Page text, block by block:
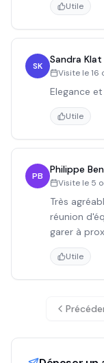
Utile
SK
Sandra Klat
Visite le16
Elegance
Utile
PB
Philippe
Visite le 5
Très
réunion
garer à
Utile